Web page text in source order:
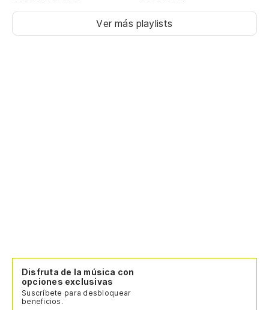
Ver más playlists
Disfruta de la música con
opciones exclusivas
Suscríbete para desbloquear
beneficios.